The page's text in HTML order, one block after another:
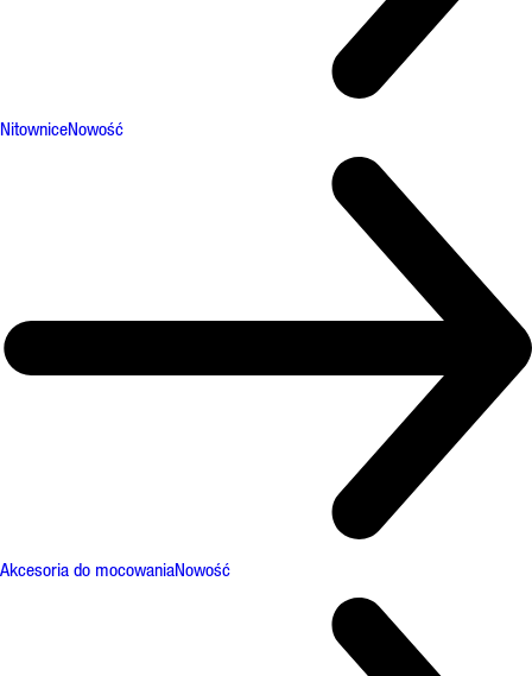
NitowniceNowość
Akcesoria do mocowaniaNowość